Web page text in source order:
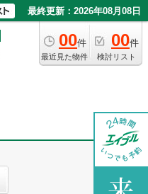
最終更新：2026年08月08日
00件
最近見た物件
00件
検討リスト